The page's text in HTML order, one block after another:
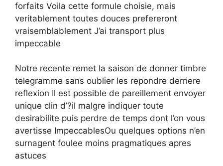
forfaits Voila cette formule choisie, mais
veritablement toutes douces prefereront
vraisemblablement J’ai transport plus
impeccable
Notre recente remet la saison de donner timbre
telegramme sans oublier les repondre derriere
reflexion Il est possible de pareillement envoyer
unique clin d’?il malgre indiquer toute
desirabilite puis perdre de temps dont l’on vous
avertisse ImpeccablesOu quelques options n’en
surnagent foulee moins pragmatiques apres
astuces